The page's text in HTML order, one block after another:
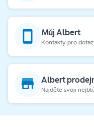
Můj Albert
Kontakty pro
Albert
Najděte svoji